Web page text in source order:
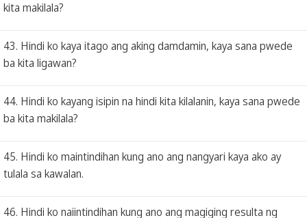
kita makilala?
43. Hindi ko kaya itago ang aking damdamin, kaya sana pwede
ba kita ligawan?
44. Hindi ko kayang isipin na hindi kita kilalanin, kaya sana pwede
ba kita makilala?
45. Hindi ko maintindihan kung ano ang nangyari kaya ako ay
tulala sa kawalan.
46. Hindi ko naiintindihan kung ano ang magiging resulta ng